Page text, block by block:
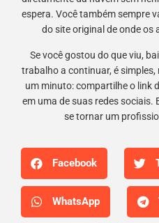
espera. Você também sempre
do site original de onde
Se você gostou do que viu,
trabalho a continuar, é
um minuto: compartilhe o link
em uma de suas redes sociais.
se tornar um
Facebook
WhatsApp